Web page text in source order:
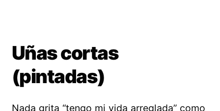
Uñas cortas
(pintadas)
Nada grita “tengo mi vida arreglada” como